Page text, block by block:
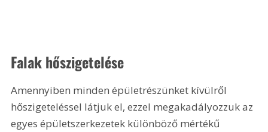
Falak hőszigetelése
Amennyiben minden épületrészünket kívülről
hőszigeteléssel látjuk el, ezzel megakadályozzuk az
egyes épületszerkezetek különböző mértékű